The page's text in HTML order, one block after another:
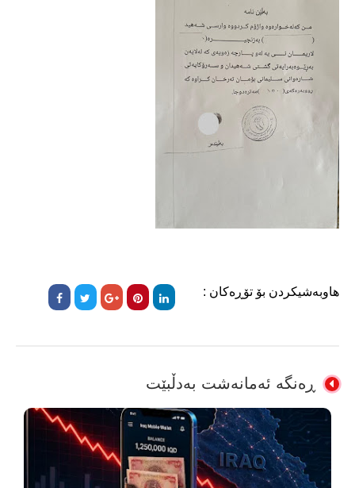
هاوبەشیکردن بۆ تۆڕەکان :
ڕەنگە ئەمانەشت بەدڵبێت